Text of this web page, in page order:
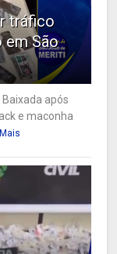
tráfico
em São
após
e maconha